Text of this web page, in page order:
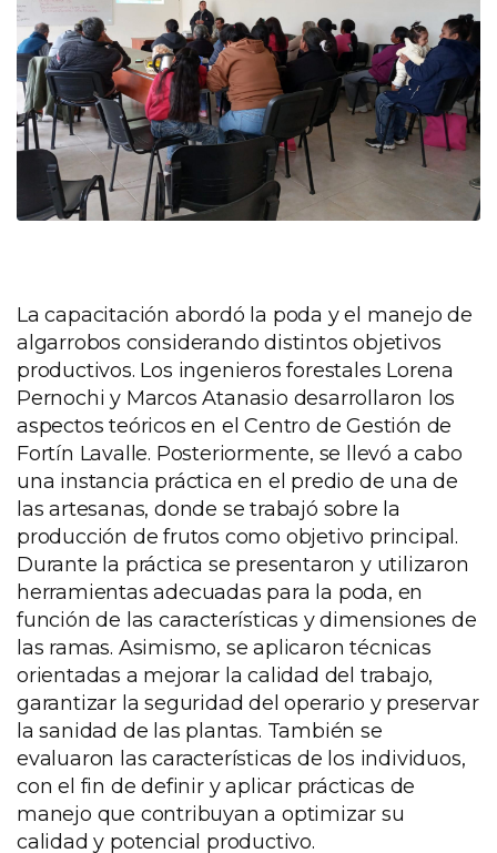
La capacitación abordó la poda y el manejo de
algarrobos considerando distintos objetivos
productivos. Los ingenieros forestales Lorena
Pernochi y Marcos Atanasio desarrollaron los
aspectos teóricos en el Centro de Gestión de
Fortín Lavalle. Posteriormente, se llevó a cabo
una instancia práctica en el predio de una de
las artesanas, donde se trabajó sobre la
producción de frutos como objetivo principal.
Durante la práctica se presentaron y utilizaron
herramientas adecuadas para la poda, en
función de las características y dimensiones de
las ramas. Asimismo, se aplicaron técnicas
orientadas a mejorar la calidad del trabajo,
garantizar la seguridad del operario y preservar
la sanidad de las plantas. También se
evaluaron las características de los individuos,
con el fin de definir y aplicar prácticas de
manejo que contribuyan a optimizar su
calidad y potencial productivo.